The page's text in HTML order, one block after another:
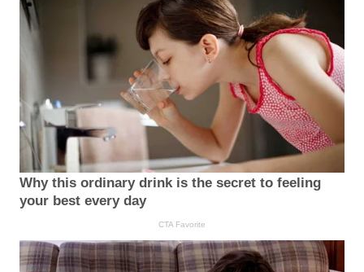
Why this ordinary drink is the secret to feeling
your best every day
CTA Favorite